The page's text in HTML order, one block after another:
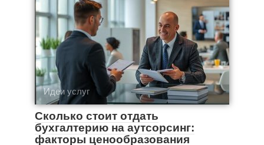
Идеи услуг
Сколько стоит отдать
бухгалтерию на аутсорсинг:
факторы ценообразования